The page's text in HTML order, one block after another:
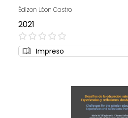
Édizon Léon Castro
2021
0%
Impreso